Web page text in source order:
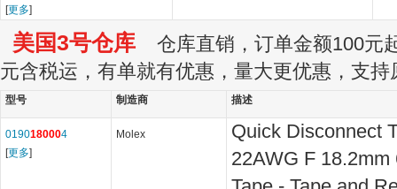
[更多]
美国3号仓库 仓库直销，订单金额100元
元含税运，有单就有优惠，量大更优惠，支持
型号 制造商 描述
0190180004
[更多]
Molex
Quick Disconnect
22AWG F 18.2mm